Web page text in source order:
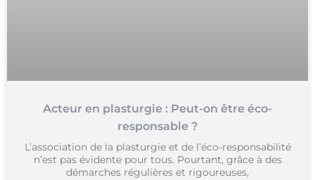
Acteur en plasturgie : Peut-on être éco-
responsable ?
L’association de la plasturgie et de l’éco-responsabilité
n’est pas évidente pour tous. Pourtant, grâce à des
démarches régulières et rigoureuses,